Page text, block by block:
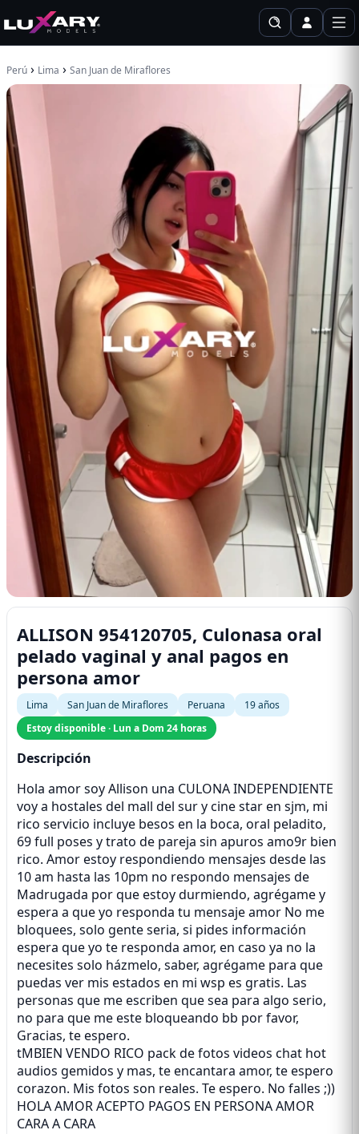
Perú › Lima › San Juan de Miraflores
ALLISON 954120705, Culonasa oral
pelado vaginal y anal pagos en
persona amor
Lima San Juan de Miraflores Peruana
19 años
Estoy disponible · Lun a Dom 24 horas
Descripción
Hola amor soy Allison una CULONA INDEPENDIENTE
voy a hostales del mall del sur y cine star en sjm, mi
rico servicio incluye besos en la boca, oral peladito,
69 full poses y trato de pareja sin apuros amo9r bien
rico. Amor estoy respondiendo mensajes desde las
10 am hasta las 10pm no respondo mensajes de
Madrugada por que estoy durmiendo, agrégame y
espera a que yo responda tu mensaje amor No me
bloquees, solo gente seria, si pides información
espera que yo te responda amor, en caso ya no la
necesites solo házmelo, saber, agrégame para que
puedas ver mis estados en mi wsp es gratis. Las
personas que me escriben que sea para algo serio,
no para que me este bloqueando bb por favor,
Gracias, te espero.
tMBIEN VENDO RICO pack de fotos videos chat hot
audios gemidos y mas, te encantara amor, te espero
corazon. Mis fotos son reales. Te espero. No falles ;))
HOLA AMOR ACEPTO PAGOS EN PERSONA AMOR
CARA A CARA